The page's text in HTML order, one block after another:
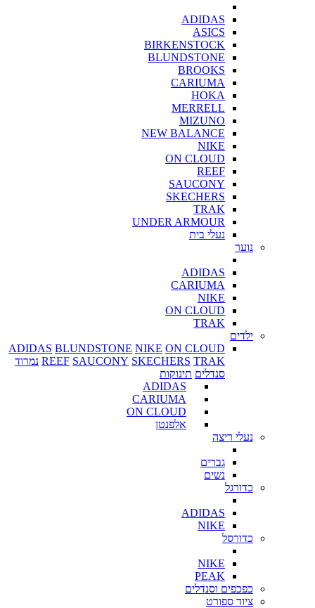
ADIDAS
ASICS
BIRKENSTOCK
BLUNDSTONE
BROOKS
CARIUMA
HOKA
MERRELL
MIZUNO
NEW BALANCE
NIKE
ON CLOUD
REEF
SAUCONY
SKECHERS
TRAK
UNDER ARMOUR
נעלי בית
נוער
ADIDAS
CARIUMA
NIKE
ON CLOUD
TRAK
ילדים
ADIDAS BLUNDSTONE NIKE ON CLOUD
REEF SAUCONY SKECHERS TRAK
נמרוד
סנדלים תינוקות
ADIDAS
CARIUMA
ON CLOUD
אלפנטן
נעלי ריצה
גברים
נשים
כדורגל
ADIDAS
NIKE
כדורסל
NIKE
PEAK
כפכפים וסנדלים
ציוד ספורט